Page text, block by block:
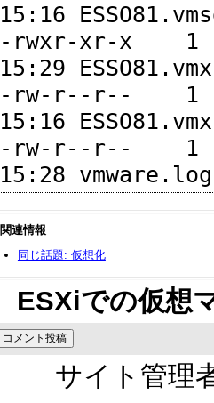
15:16
-rwxr-xr-x
15:29 ESSO81.vmx
-rw-r--r--    1
15:16
-rw-r--r--    1
関連情報
同じ話題: 仮想化
ESXiでの仮想
サイト管理